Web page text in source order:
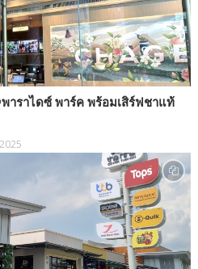
พาราไดซ์ พาร์ค พร้อมเสิร์ฟชาแท้